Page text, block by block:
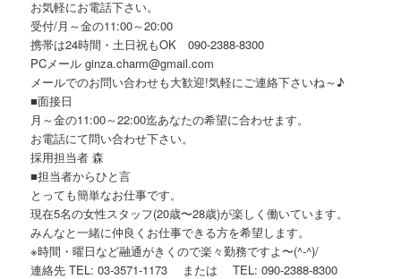
お気軽にお電話下さい。
受付/月～金の11:00～20:00
携帯は24時間・土日祝もOK 090-2388-8300
PCメール ginza.charm@gmail.com
メールでのお問い合わせも大歓迎!気軽にご連絡下さいね～♪
■面接日
月～金の11:00～22:00迄あなたの希望に合わせます。
お電話にて問い合わせ下さい。
採用担当者 森
■担当者からひと言
とっても簡単なお仕事です。
現在5名の女性スタッフ(20歳〜28歳)が楽しく働いています。
みんなと一緒に仲良くお仕事できる方を希望します。
※時間・曜日など融通がきくので楽々勤務ですよ〜(^-^)/
連絡先 TEL: 03-3571-1173 または TEL: 090-2388-8300